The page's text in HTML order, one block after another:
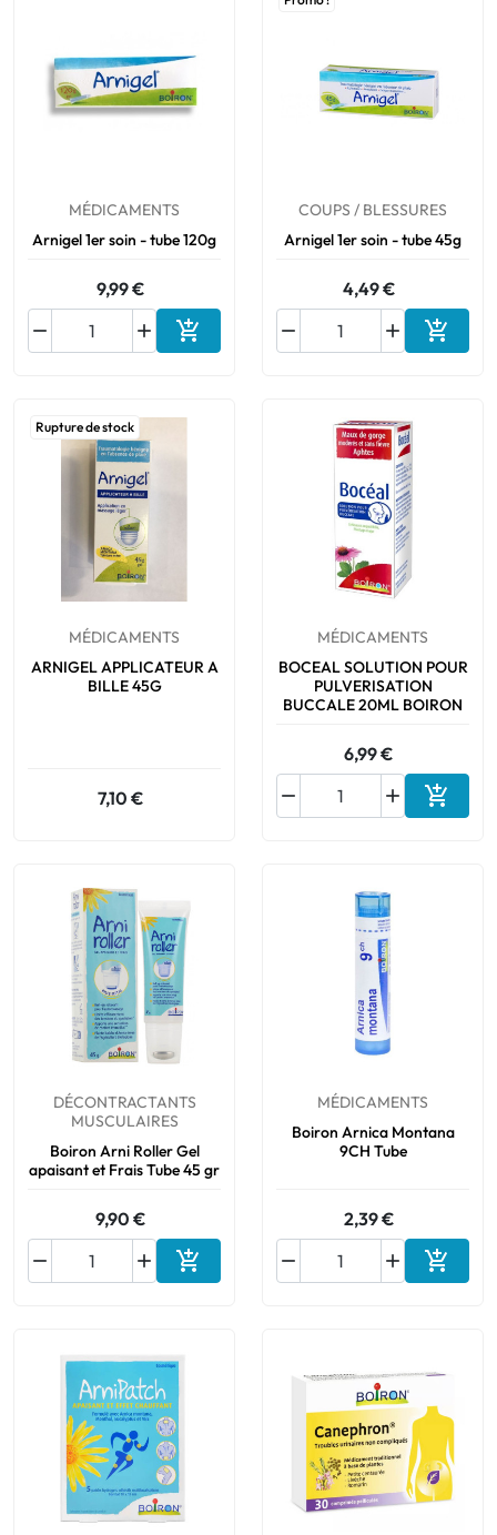
Bucco-dentaire
Anti-Poux
Homéopathie
MÉDICAMENTS
Arnigel 1er soin - tube 120g
9,99 €

 Ajouter au panier
COUPS / BLESSURES
Arnigel 1er soin - tube 45g
4,49 €

 
Rupture de stock
MÉDICAMENTS
ARNIGEL APPLICATEUR A
BILLE 45G
7,10 €
MÉDICAMENTS
BOCEAL SOLUTION POUR
PULVERISATION
BUCCALE 20ML BOIRON
6,99 €

 
DÉCONTRACTANTS
MUSCULAIRES
Boiron Arni Roller Gel
apaisant et Frais Tube 45 gr
9,90 €

 Ajouter au panier
MÉDICAMENTS
Boiron Arnica Montana
9CH Tube
2,39 €

 